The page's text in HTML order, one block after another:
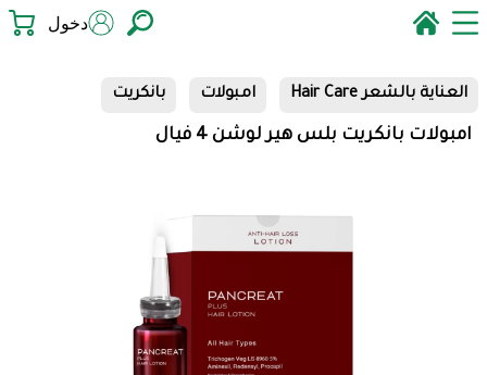
دخول
العناية بالشعر Hair Care امبولات بانكريت
امبولات بانكريت بلس هير لوشن 4 فيال